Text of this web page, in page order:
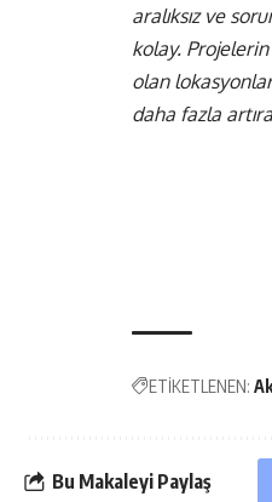
aralıksız ve
kolay.
olan
daha fazla
ETİKETLENEN:
Bu Makaleyi Paylaş